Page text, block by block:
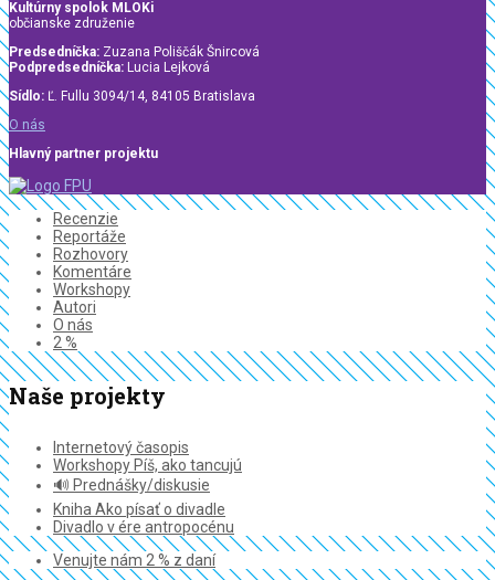
Kultúrny spolok MLOKi
občianske združenie
Predsedníčka: Zuzana Poliščák Šnircová
Podpredsedníčka: Lucia Lejková
Sídlo: Ľ. Fullu 3094/14, 84105 Bratislava
O nás
Hlavný partner projektu
Recenzie
Reportáže
Rozhovory
Komentáre
Workshopy
Autori
O nás
2 %
Naše projekty
Internetový časopis
Workshopy Píš, ako tancujú
🔊 Prednášky/diskusie
Kniha Ako písať o divadle
Divadlo v ére antropocénu
Venujte nám 2 % z daní